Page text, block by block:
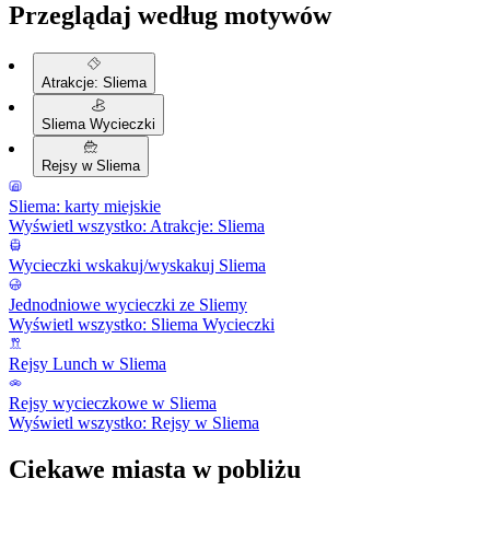
Przeglądaj według motywów
Atrakcje: Sliema
Sliema Wycieczki
Rejsy w Sliema
Sliema: karty miejskie
Wyświetl wszystko: Atrakcje: Sliema
Wycieczki wskakuj/wyskakuj Sliema
Jednodniowe wycieczki ze Sliemy
Wyświetl wszystko: Sliema Wycieczki
Rejsy Lunch w Sliema
Rejsy wycieczkowe w Sliema
Wyświetl wszystko: Rejsy w Sliema
Ciekawe miasta w pobliżu